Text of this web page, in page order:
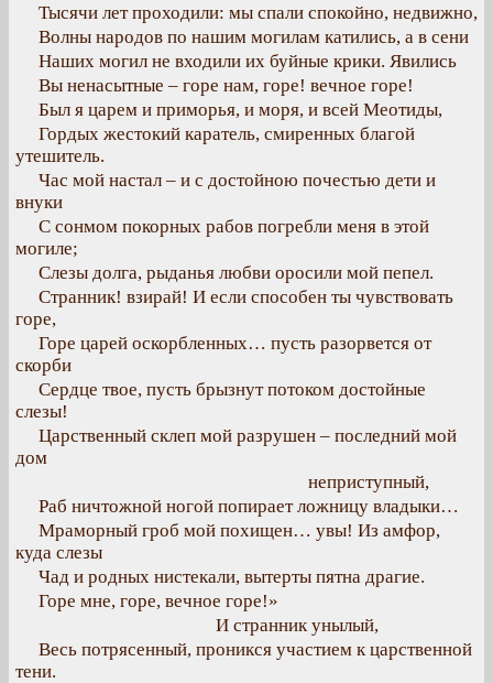
Тысячи лет проходили: мы спали спокойно, недвижно,
Волны народов по нашим могилам катились, а в сени
Наших могил не входили их буйные крики. Явились
Вы ненасытные – горе нам, горе! вечное горе!
Был я царем и приморья, и моря, и всей Меотиды,
Гордых жестокий каратель, смиренных благой
утешитель.
Час мой настал – и с достойною почестью дети и
внуки
С сонмом покорных рабов погребли меня в этой
могиле;
Слезы долга, рыданья любви оросили мой пепел.
Странник! взирай! И если способен ты чувствовать
горе,
Горе царей оскорбленных… пусть разорвется от
скорби
Сердце твое, пусть брызнут потоком достойные
слезы!
Царственный склеп мой разрушен – последний мой
дом
неприступный,
Раб ничтожной ногой попирает ложницу владыки…
Мраморный гроб мой похищен… увы! Из амфор,
куда слезы
Чад и родных нистекали, вытерты пятна драгие.
Горе мне, горе, вечное горе!»
И странник унылый,
Весь потрясенный, проникся участием к царственной
тени.